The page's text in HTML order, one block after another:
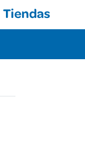
Tiendas